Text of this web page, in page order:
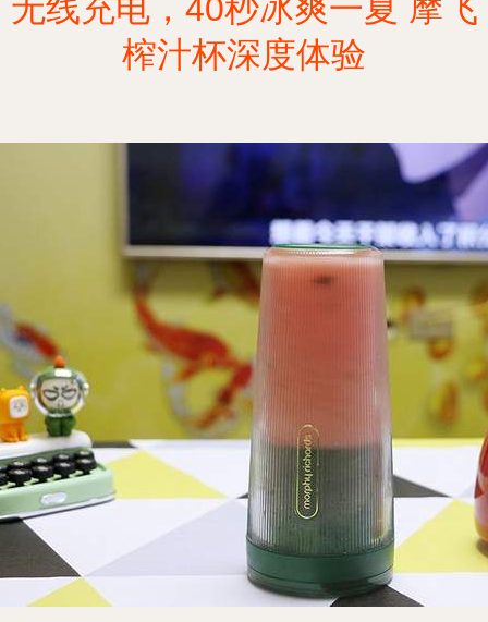
无线充电，40秒冰爽一夏 摩飞
榨汁杯深度体验